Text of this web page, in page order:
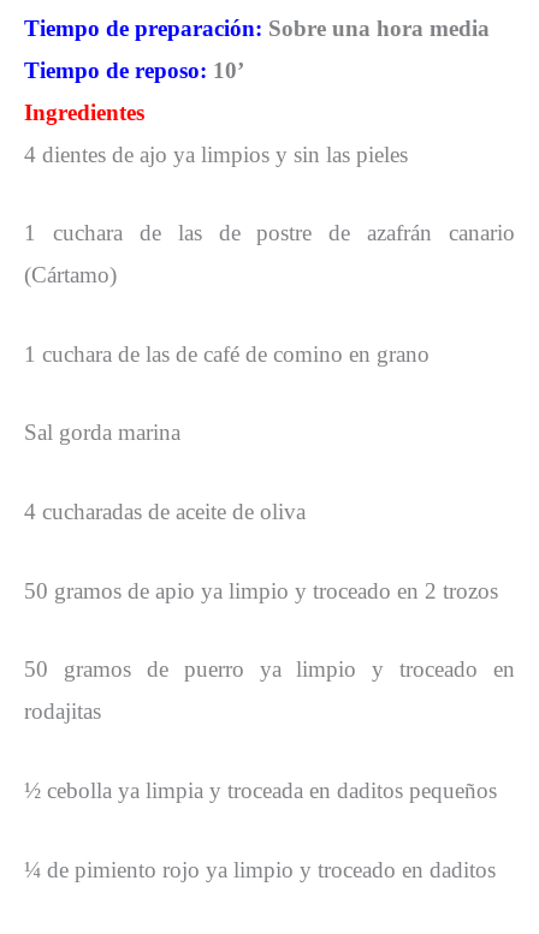
Tiempo de preparación: Sobre una hora media
Tiempo de reposo: 10’
Ingredientes
4 dientes de ajo ya limpios y sin las pieles
1 cuchara de las de postre de azafrán canario
(Cártamo)
1 cuchara de las de café de comino en grano
Sal gorda marina
4 cucharadas de aceite de oliva
50 gramos de apio ya limpio y troceado en 2 trozos
50 gramos de puerro ya limpio y troceado en
rodajitas
½ cebolla ya limpia y troceada en daditos pequeños
¼ de pimiento rojo ya limpio y troceado en daditos